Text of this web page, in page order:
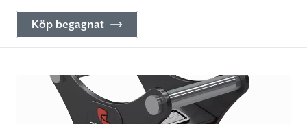
Köp begagnat